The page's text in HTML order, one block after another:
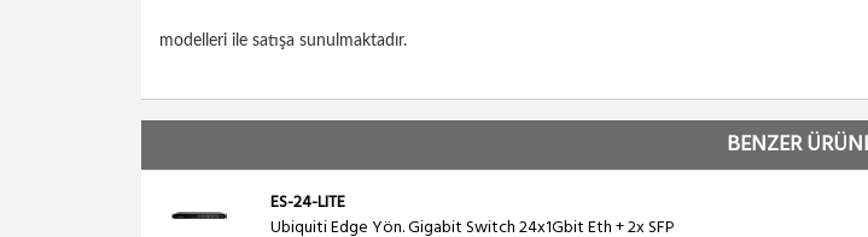
modelleri ile satışa sunulmaktadır.
BENZER
ES-24-LITE
Ubiquiti Edge Yön. Gigabit Switch 24x1Gbit Eth + 2x SFP